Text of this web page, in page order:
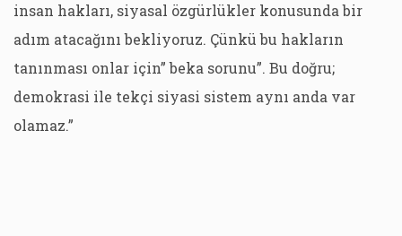
insan hakları, siyasal özgürlükler konusunda bir
adım atacağını bekliyoruz. Çünkü bu hakların
tanınması onlar için” beka sorunu”. Bu doğru;
demokrasi ile tekçi siyasi sistem aynı anda var
olamaz.”